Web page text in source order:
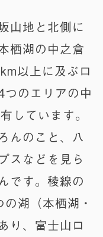
山地と北側に
栖湖の中之倉
以上に及ぶロ
のエリアの中
しています。
んのこと、八
スなどを見ら
です。稜線の
湖（本栖湖・
り、富士山ロ